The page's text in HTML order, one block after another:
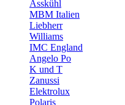
Asskühl
MBM Italien
Liebherr
Williams
IMC England
Angelo Po
K und T
Zanussi
Elektrolux
Polaris